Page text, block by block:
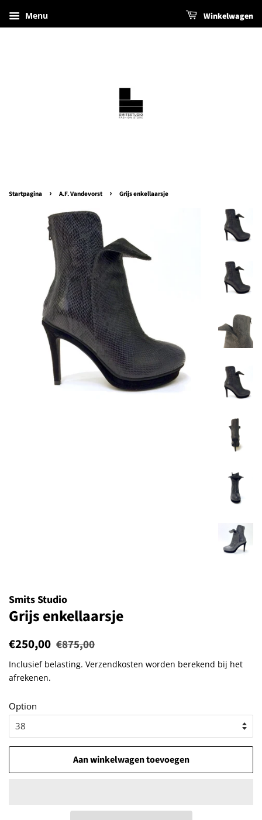
Menu Winkelwagen
Startpagina › A.F. Vandevorst › Grijs enkellaarsje
Smits Studio
Grijs enkellaarsje
Normale
€250,00 Aanbiedingsprijs
€875,00
Inclusief belasting. Verzendkosten worden berekend bij het
afrekenen.
Option
Aan winkelwagen toevoegen